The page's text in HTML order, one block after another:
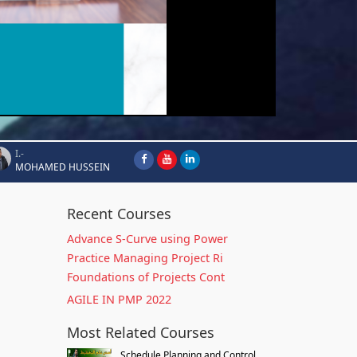
I.-
MOHAMED HUSSEIN
Recent Courses
Advance S-Curve using Power
Practice Managing Project Ri
Foundations of Projects Cont
AGILE IN PMP 2022
Most Related Courses